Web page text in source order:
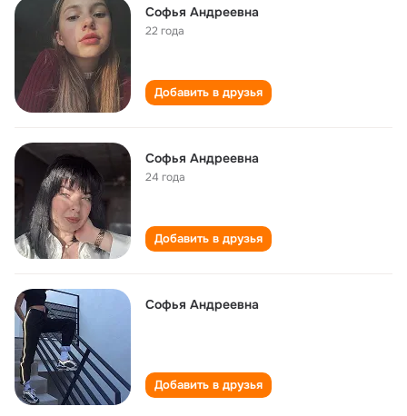
Софья Андреевна
22 года
Добавить в друзья
Софья Андреевна
24 года
Добавить в друзья
Софья Андреевна
Добавить в друзья